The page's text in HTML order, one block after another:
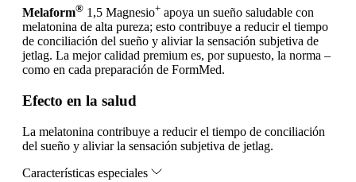
Melaform® 1,5 Magnesio+ apoya un sueño saludable con
melatonina de alta pureza; esto contribuye a reducir el tiempo
de conciliación del sueño y aliviar la sensación subjetiva de
jetlag. La mejor calidad premium es, por supuesto, la norma –
como en cada preparación de FormMed.
Efecto en la salud
La melatonina contribuye a reducir el tiempo de conciliación
del sueño y aliviar la sensación subjetiva de jetlag.
Características especiales